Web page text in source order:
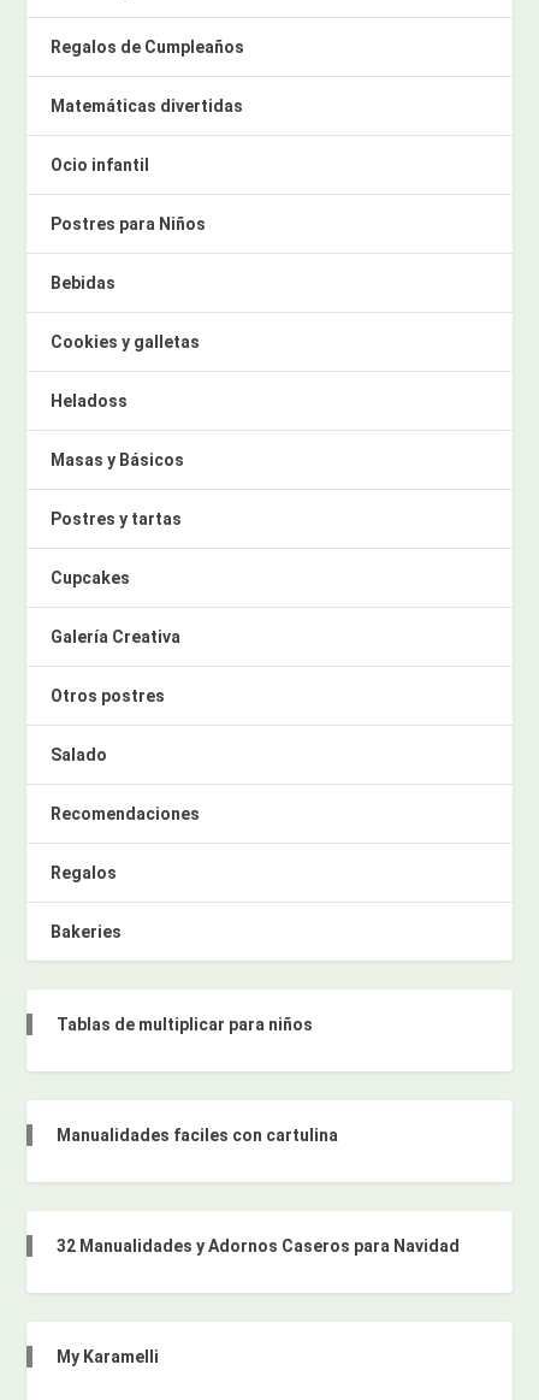
Regalos de Cumpleaños
Matemáticas divertidas
Ocio infantil
Postres para Niños
Bebidas
Cookies y galletas
Heladoss
Masas y Básicos
Postres y tartas
Cupcakes
Galería Creativa
Otros postres
Salado
Recomendaciones
Regalos
Bakeries
Tablas de multiplicar para niños
Manualidades faciles con cartulina
32 Manualidades y Adornos Caseros para Navidad
My Karamelli